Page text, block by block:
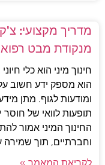
מדריך מקצועי:
מנקודת מבט
חינוך מיני הוא כלי
הוא מספק ידע חשוב
ומודעות לגוף. מתן
תופעות לוואי של חוסר
החינוך המיני אמור
וחברתיים, תוך שמירה